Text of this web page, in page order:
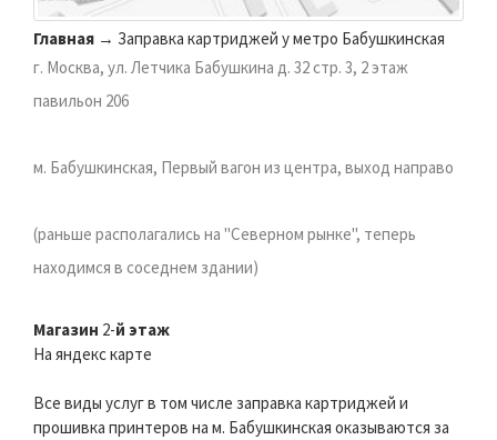
Главная → Заправка картриджей у метро Бабушкинская
г. Москва, ул. Летчика Бабушкина д. 32 стр. 3, 2 этаж
павильон 206
м. Бабушкинская, Первый вагон из центра, выход направо
(раньше располагались на "Северном рынке", теперь
находимся в соседнем здании)
Магазин 2-й этаж
На яндекс карте
Все виды услуг в том числе заправка картриджей и
прошивка принтеров на м. Бабушкинская оказываются за